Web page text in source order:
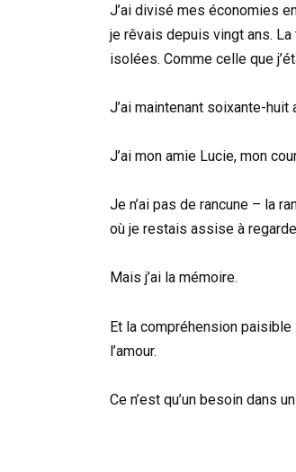
J’ai divisé mes économies
je rêvais depuis vingt ans.
isolées. Comme celle que
J’ai maintenant soixante-huit
J’ai mon amie Lucie, mon
Je n’ai pas de rancune – la
où je restais assise à
Mais j’ai la mémoire.
Et la compréhension paisible
l’amour.
Ce n’est qu’un besoin dans